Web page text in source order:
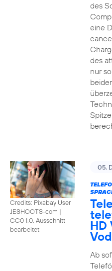
des
eine
des
nur
Credits: Pixabay User
JESHOOTS-com |
CC0 1.0, Ausschnitt
bearbeitet
05.
HD
Ab